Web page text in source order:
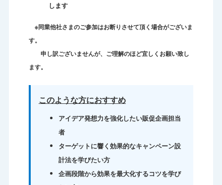
します
※同業他社さまのご参加はお断りさせて頂く場合がございま
す。
申し訳ございませんが、ご理解のほど宜しくお願い致し
ます。
このような方におすすめ
アイデア発想力を強化したい販促企画担当
者
ターゲットに響く効果的なキャンペーン設
計法を学びたい方
企画段階から効果を最大化するコツを学び